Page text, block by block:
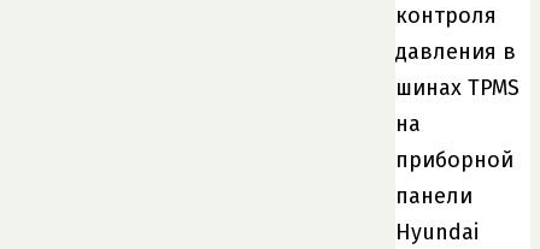
контроля
давления в
шинах TPMS
на
приборной
панели
Hyundai